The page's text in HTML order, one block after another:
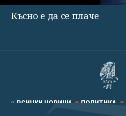
Късно е да се плаче
ВСИЧКИ НОВИНИ ПОЛИТИКА